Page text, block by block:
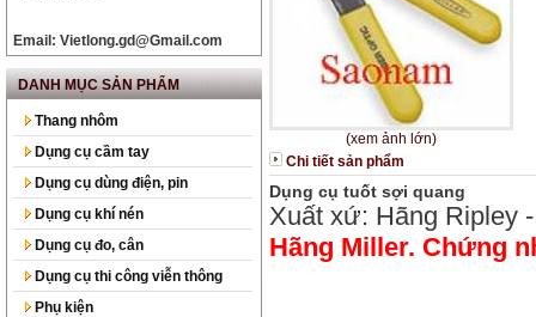
Email: Vietlong.gd@Gmail.com
DANH MỤC SẢN PHẨM
Thang nhôm
Dụng cụ cầm tay
Dụng cụ dùng điện, pin
Dụng cụ khí nén
Dụng cụ đo, cân
Dụng cụ thi công viễn thông
Phụ kiện
Máy khoan Bosch GBM
10RE
Máy khoan búa Boss GBH 2-
26RE
Bộ khẩu ( Bộ Tuyp)Takayo
25PCS
Bộ Vòng miệng Licota
Kìm bóp cos thủy lực
DALUSHAN
Kìm bấm Cos Licota
(xem ảnh lớn)
Chi tiết sản phẩm
Dụng cụ tuốt sợi quang
Xuất xứ: Hãng Ripley
Hãng Miller. Chứng